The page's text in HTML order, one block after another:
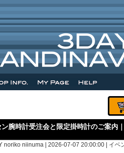
腕時計受注会と限定掛時計のご案内
noriko niinuma | 2026-07-07 20:00:00 | イベ